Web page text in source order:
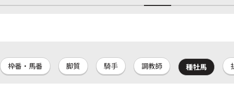
枠番・馬番 脚質 騎手 調教師 種牡馬